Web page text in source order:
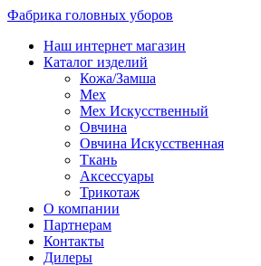
Фабрика головных уборов
Наш интернет магазин
Каталог изделий
Кожа/Замша
Мех
Мех Искусственный
Овчина
Овчина Искусственная
Ткань
Аксессуары
Трикотаж
О компании
Партнерам
Контакты
Дилеры